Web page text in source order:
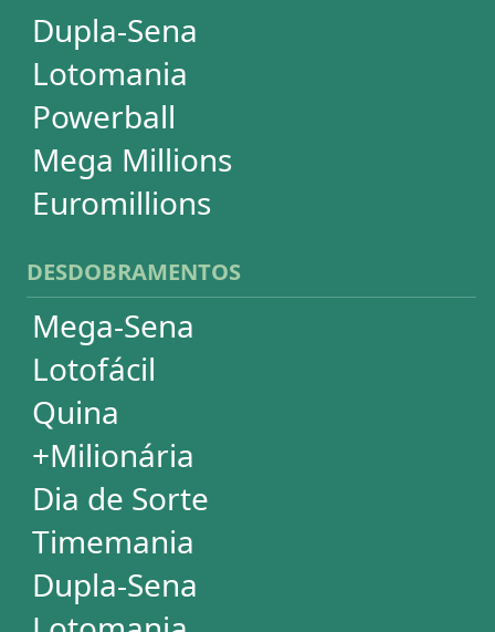
ASSINATURA
Assinatura
Palpites Estatísticos
Análises Estatísticas
Simulador de Apostas
Desdobramentos Especiais
Impressão de Volantes
SUPORTE
Idioma
Dúvidas
Termos de Uso
Privacidade
Fale conosco